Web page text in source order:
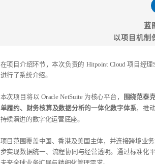
蓝
以项目机制
在项目介绍环节，本次负责的 Hitpoint Cloud 项目经
进行了系统介绍。
本次项目将以 Oracle NetSuite 为核心平台，
围绕范泰
单履约、财务核算及数据分析的一体化数字体系，推
持续演进的数字化运营底座。
项目范围覆盖中国、香港及美国主体，并连接跨境业
步实现数据统一、流程协同与经营透明。通过标准化